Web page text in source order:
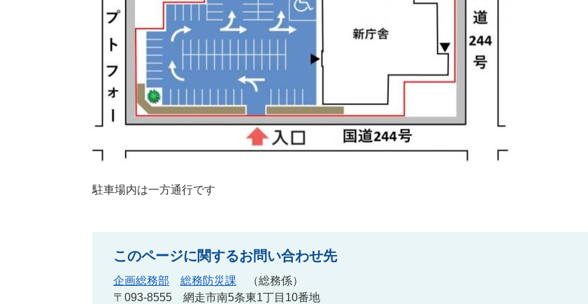
駐車場内は一方通行です
このページに関するお問い合わせ先
企画総務部 総務防災課
総務係
〒093-8555
網走市南5条東1丁目10番地